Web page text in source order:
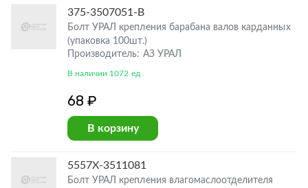
375-3507051-В
Болт УРАЛ крепления барабана валов карданных
(упаковка 100шт.)
Производитель: АЗ УРАЛ
В наличии 1072 ед
68 ₽
В корзину
5557Х-3511081
Болт УРАЛ крепления влагомаслоотделителя